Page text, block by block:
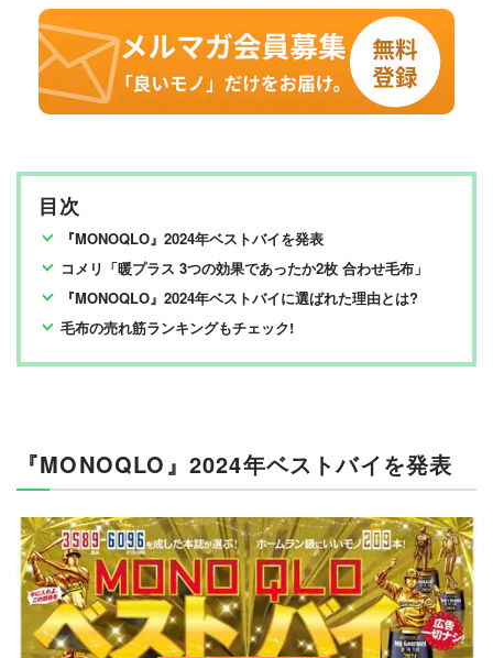
目次
『MONOQLO』2024年ベストバイを発表
コメリ「暖プラス 3つの効果であったか2枚 合わせ毛布」​​
『MONOQLO』2024年ベストバイに選ばれた理由とは?
毛布の売れ筋ランキングもチェック!
『MONOQLO』2024年ベストバイを発表